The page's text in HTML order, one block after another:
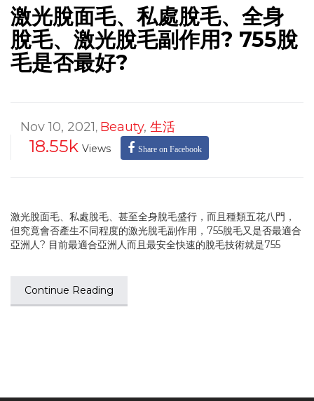
激光脫面毛、私處脫毛、全身
脫毛、激光脫毛副作用? 755脫
毛是否最好?
Nov 10, 2021, Beauty, 生活
18.55k Views Share on Facebook
激光脫面毛、私處脫毛、甚至全身脫毛盛行，而且種類五花八門，
但究竟會否產生不同程度的激光脫毛副作用，755脫毛又是否最適合
亞洲人? 目前最適合亞洲人而且最安全快速的脫毛技術就是755
Continue Reading